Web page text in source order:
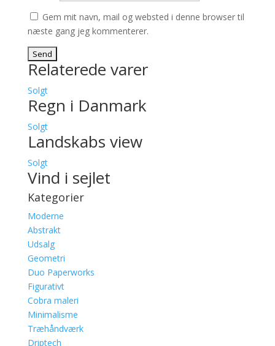
Gem mit navn, mail og websted i denne browser til
næste gang jeg kommenterer.
Relaterede varer
Solgt
Regn i Danmark
Solgt
Landskabs view
Solgt
Vind i sejlet
Kategorier
Moderne
Abstrakt
Udsalg
Geometri
Duo Paperworks
Figurativt
Cobra maleri
Minimalisme
Træhåndværk
Driptech